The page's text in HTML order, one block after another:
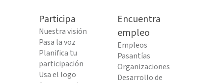
Participa
Nuestra visión
Pasa la voz
Planifica tu
participación
Usa el logo
Encuentra
empleo
Empleos
Pasantías
Organizaciones
Desarrollo de